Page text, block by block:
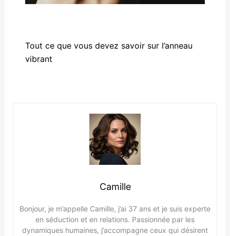
Tout ce que vous devez savoir sur l’anneau
vibrant
Camille
Bonjour, je m’appelle Camille, j’ai 37 ans et je suis experte
en séduction et en relations. Passionnée par les
dynamiques humaines, j’accompagne ceux qui désirent